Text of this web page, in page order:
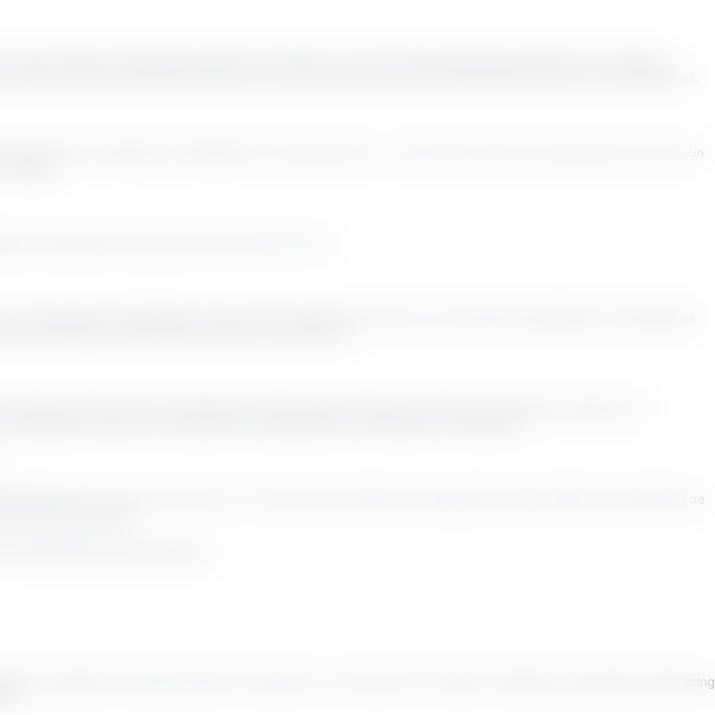
des calculs et des dimensionnements conformes aux normes internationales pour répondre à vos besoins
les derniers logiciels de CAO en 3D, en tenant compte de notre vaste expérience et de nos connaissances.
de systèmes de réfrigération à l'ammoniac NH3 , , au HFC et au HFO. Nous sommes fiers de fournir un
budget.
industrielle fonctionnant avec NH3, HFC et HFO.
votre système de réfrigération et réduire les temps d'arrêt coûteux. Nos techniciens spécialisés sont disponibles
ainsi que des interventions en cas d'urgence.
qui permettent aux installations d'automatiser, de gérer, de surveiller et d'optimiser facilement les
clé en main comprennent la programmation, l'installation et l'assistance.
dont vous avez besoin pour votre travail. Nos relations de longue date avec les OEM nous permettent de
courts du marché.
REFRIGERATION INDUSTRIELLE
compétitifs, des opportunités de croissance et un travail axé sur l'objectif ? Rejoignez l'équipe RDS Engineering